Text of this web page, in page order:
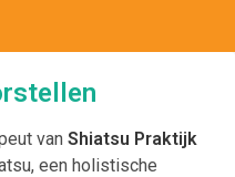
van Shiatsu Praktijk
een holistische